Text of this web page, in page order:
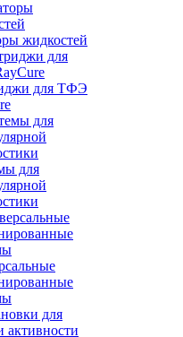
жидкостей
для ТФЭ
для